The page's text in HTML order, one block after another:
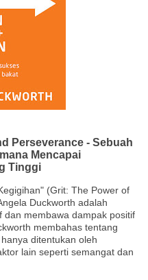
Perseverance - Sebuah
Mencapai
Tinggi
(Grit: The Power of
Duckworth adalah
dan membawa dampak positif
membahas tentang
ditentukan oleh
lain seperti semangat dan